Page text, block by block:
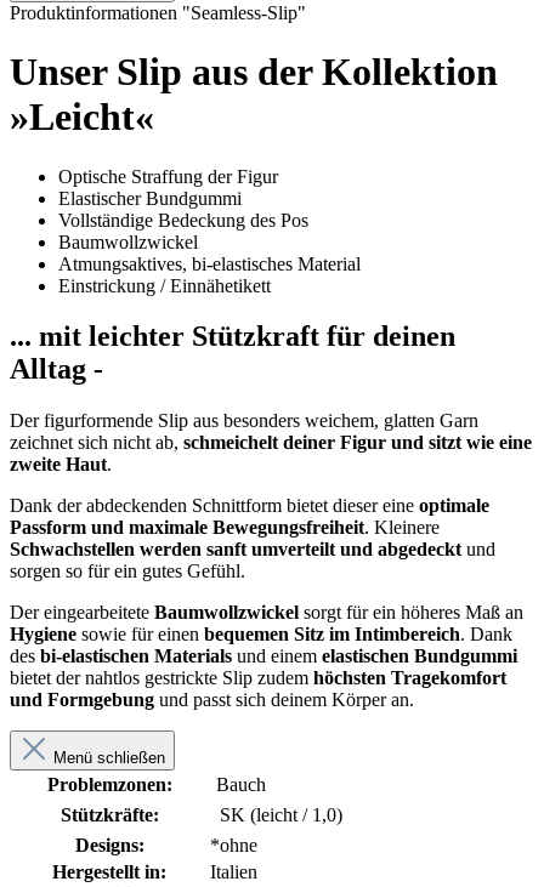
Produktinformationen "Seamless-Slip"
Unser Slip aus der Kollektion
»Leicht«
Optische Straffung der Figur
Elastischer Bundgummi
Vollständige Bedeckung des Pos
Baumwollzwickel
Atmungsaktives, bi-elastisches Material
Einstrickung / Einnähetikett
... mit leichter Stützkraft für deinen
Alltag -
Der figurformende Slip aus besonders weichem, glatten Garn
zeichnet sich nicht ab, schmeichelt deiner Figur und sitzt wie eine
zweite Haut.
Dank der abdeckenden Schnittform bietet dieser eine optimale
Passform und maximale Bewegungsfreiheit. Kleinere
Schwachstellen werden sanft umverteilt und abgedeckt und
sorgen so für ein gutes Gefühl.
Der eingearbeitete Baumwollzwickel sorgt für ein höheres Maß an
Hygiene sowie für einen bequemen Sitz im Intimbereich. Dank
des bi-elastischen Materials und einem elastischen Bundgummi
bietet der nahtlos gestrickte Slip zudem höchsten Tragekomfort
und Formgebung und passt sich deinem Körper an.
Menü schließen
Problemzonen:
Bauch
Stützkräfte:
SK (leicht / 1,0)
Designs:
*ohne
Hergestellt in:
Italien